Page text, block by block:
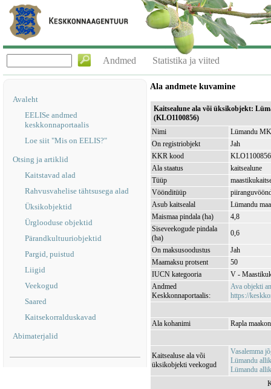
Andmed Statistika ja viited
Avaleht
EELISe andmed
keskkonnaportaalis
Loe siit "Mis on EELIS?"
Otsing ja artiklid
Kaitstavad alad
Rahvusvahelise tähtsusega alad
Üksikobjektid
Ürglooduse objektid
Pärandkultuuriobjektid
Pargid, puistud
Liigid
Veekogud
Saared
Kaitsekorralduskavad
Abimaterjalid
Ala andmete kuvamine
Kaitsealune ala või üksikobjekt:
(KLO1100856)
Nimi
Lümandu
On registriobjekt
Jah
KKR kood
KLO1100856
Ala staatus
kaitsealune
Tüüp
Vöönditüüp
Asub kaitsealal
Lümandu
Maismaa pindala (ha)
4,8
Siseveekogude pindala
(ha)
0,6
On maksusoodustus
Jah
Maamaksu protsent
50
IUCN kategooria
V -
Andmed
Keskkonnaportaalis:
Ava objekti
https://
Ala kohanimi Rapla
Kaitsealuse ala või
üksikobjekti veekogud
Vasalemma
Lümandu
Lümandu